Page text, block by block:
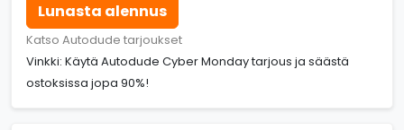
Lunasta alennus
Katso Autodude tarjoukset
Vinkki: Käytä Autodude Cyber Monday tarjous ja säästä
ostoksissa jopa 90%!